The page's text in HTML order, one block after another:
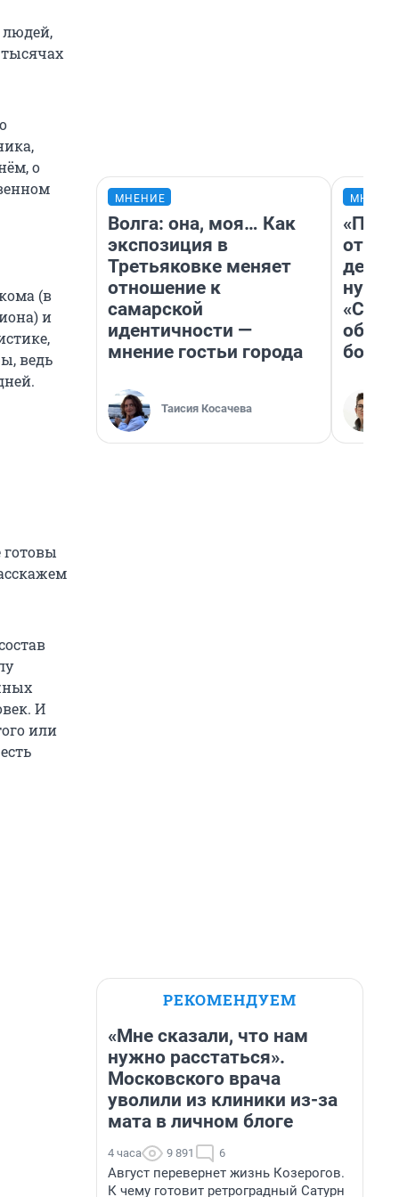
о
(в
и
ведь
готовы
И
или
МНЕНИЕ
Волга: она, моя… Как
экспозиция в
Третьяковке меняет
отношение к
самарской
идентичности —
мнение гостьи города
Таисия Косачева
РЕКОМЕНДУЕМ
«Мне сказали, что нам
нужно расстаться».
Московского врача
уволили из клиники из-за
мата в личном блоге
4 часа 9 891 6
Август перевернет жизнь Козерогов.
К чему готовит ретроградный Сатурн